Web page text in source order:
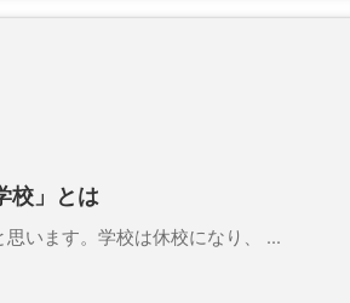
校」とは
います。学校は休校になり、 ...